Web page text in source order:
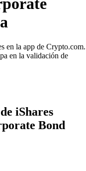
en la app de Crypto.com.
en la validación de
iShares
Bond